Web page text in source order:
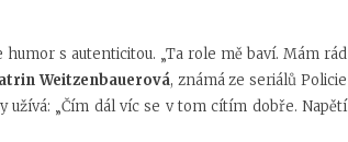
s autenticitou. „Ta role mě baví. Mám rád
Weitzenbauerová, známá ze seriálůPolicie
užívá: „Čím dál víc se v tom cítím dobře. Napětí